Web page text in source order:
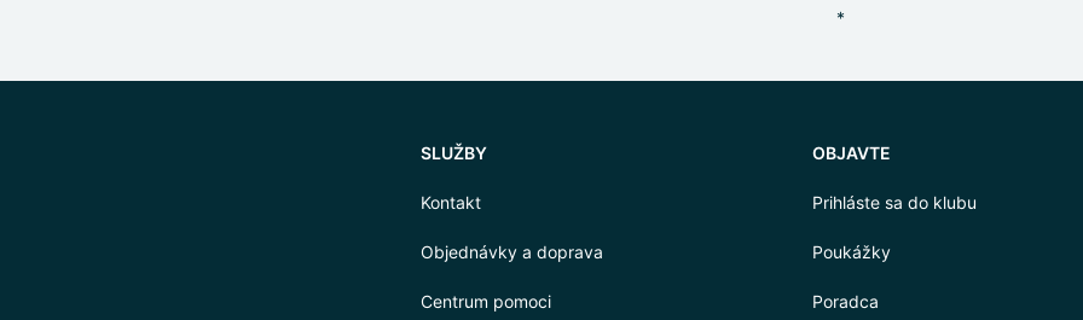
*
SLUŽBY
Kontakt
Objednávky a doprava
Centrum pomoci
OBJAVTE
Prihláste sa do klubu
Poukážky
Poradca